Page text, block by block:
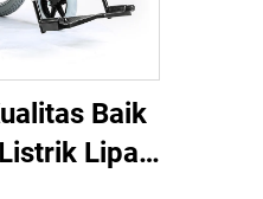
Baik
Lipat